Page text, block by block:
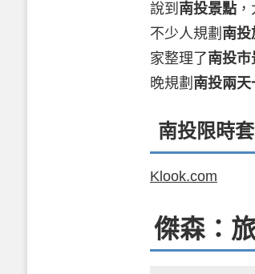
說到 南投景點，
不少人規劃 南投
家整理了南投市
晚規劃 南投兩天
南投限時
Klook.com
傑森：